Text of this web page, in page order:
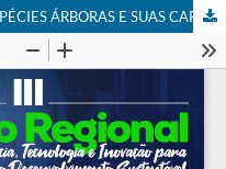
ECO PARQUE SOL NASCENTE: ESPÉCIES ÁRBORAS E SUAS CARACTERÍSTICAS MEDICINAIS